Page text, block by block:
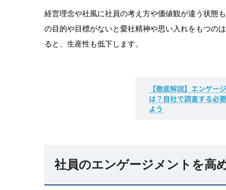
経営理念や社風に社員の考え方や価値観が違う状態
の目的や目標がないと愛社精神や思い入れをもつの
ると、生産性も低下します。
社員のエンゲージメントを高